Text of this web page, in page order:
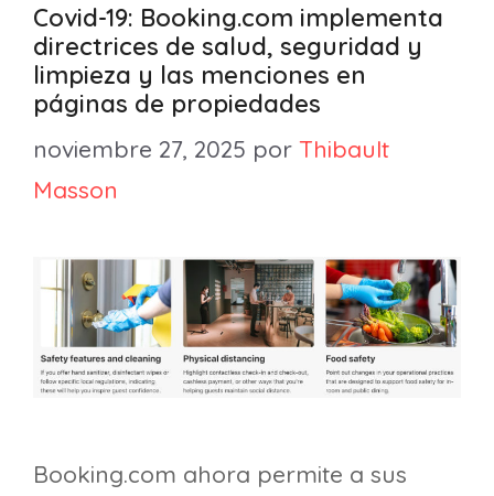
Covid-19: Booking.com implementa
directrices de salud, seguridad y
limpieza y las menciones en
páginas de propiedades
noviembre 27, 2025 por Thibault
Masson
Booking.com ahora permite a sus